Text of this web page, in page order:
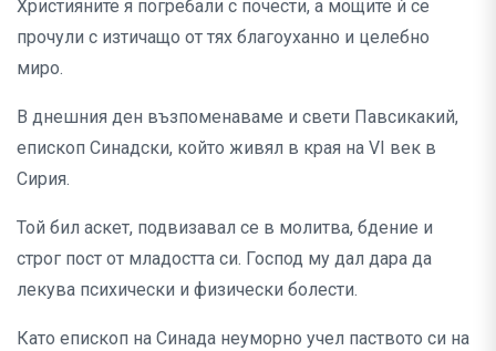
Християните я погребали с почести, а мощите ѝ се
прочули с изтичащо от тях благоуханно и целебно
миро.
В днешния ден възпоменаваме и свети Павсикакий,
епископ Синадски, който живял в края на VI век в
Сирия.
Той бил аскет, подвизавал се в молитва, бдение и
строг пост от младостта си. Господ му дал дара да
лекува психически и физически болести.
Като епископ на Синада неуморно учел паството си на